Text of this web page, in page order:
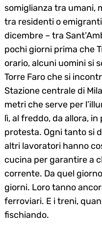
somiglianza tra umani,
tra residenti o
dicembre – tra
pochi giorni prima che
orario, alcuni uomini si
Torre Faro che si
Stazione centrale di
metri che serve per
lì, al freddo, da allora,
protesta. Ogni tanto si
altri lavoratori hanno
cucina per garantire a
corrente. Da quel
giorni. Loro tanno
ferroviari. E i treni,
fischiando.